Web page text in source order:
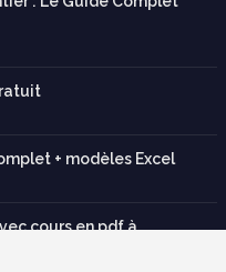
+ modèles Excel
cours en pdf à